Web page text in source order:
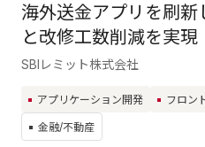
海外送金アプリを刷新
と改修工数削減を実現
SBIレミット株式会社
アプリケーション開発 フロン
金融/不動産